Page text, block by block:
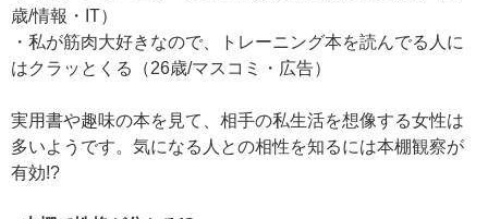
歳/情報・IT）
・私が筋肉大好きなので、トレーニング本を読んでる人に
はクラッとくる（26歳/マスコミ・広告）
実用書や趣味の本を見て、相手の私生活を想像する女性は
多いようです。気になる人との相性を知るには本棚観察が
有効!?